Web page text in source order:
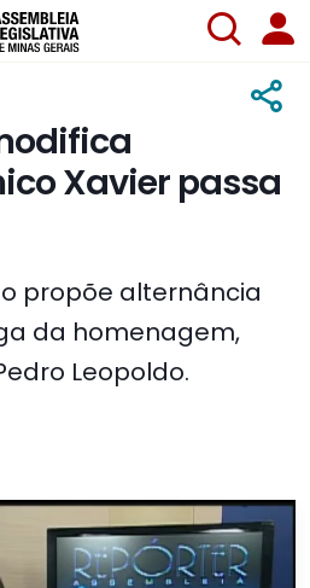
Xavier passa
propõe alternância
da homenagem,
Leopoldo.